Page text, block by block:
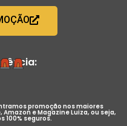
promoção nos maiores
e Magazine Luiza, ou seja,
100% seguros.